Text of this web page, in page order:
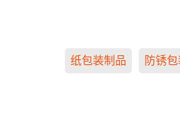
纸包装制品 防锈